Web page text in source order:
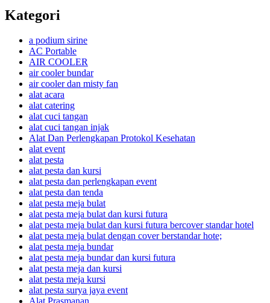
Kategori
a podium sirine
AC Portable
AIR COOLER
air cooler bundar
air cooler dan misty fan
alat acara
alat catering
alat cuci tangan
alat cuci tangan injak
Alat Dan Perlengkapan Protokol Kesehatan
alat event
alat pesta
alat pesta dan kursi
alat pesta dan perlengkapan event
alat pesta dan tenda
alat pesta meja bulat
alat pesta meja bulat dan kursi futura
alat pesta meja bulat dan kursi futura bercover standar hotel
alat pesta meja bulat dengan cover berstandar hote;
alat pesta meja bundar
alat pesta meja bundar dan kursi futura
alat pesta meja dan kursi
alat pesta meja kursi
alat pesta surya jaya event